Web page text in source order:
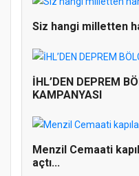
Doğanyol'da
Siz hangi milletten
İHL’DEN DEPREM
KAMPANYASI
Menzil Cemaati
açtı...